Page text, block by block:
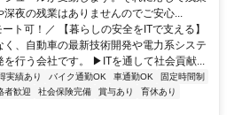
夜の残業はありませんのでご安心...
ト可！／ 【暮らしの安全をITで支える】
、自動車の最新技術開発や電力系システ
行う会社です。 ▶ITを通して社会貢献...
実績あり バイク通勤OK 車通勤OK
固定時間制
者歓迎 社会保険完備 賞与あり
育休あり